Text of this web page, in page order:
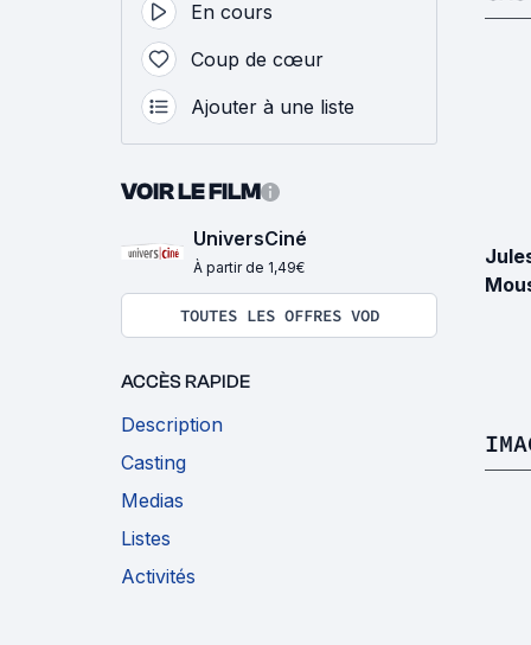
En cours
Coup de cœur
Ajouter à une liste
VOIR LE FILM
UniversCiné
À partir de 1,49€
TOUTES LES OFFRES VOD
ACCÈS RAPIDE
Description
Casting
Medias
Listes
Activités